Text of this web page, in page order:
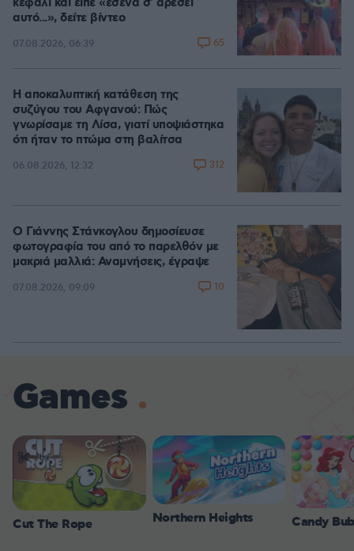
κεφάλι και είπε «εσένα σ' αρέσει
αυτό...», δείτε βίντεο
07.08.2026, 06:39 65
Η αποκαλυπτική κατάθεση της
συζύγου του Αφγανού: Πώς
γνωρίσαμε τη Λίσα, γιατί υποψιάστηκα
ότι ήταν το πτώμα στη βαλίτσα
06.08.2026, 12:32 312
Ο Γιάννης Στάνκογλου δημοσίευσε
φωτογραφία του από το παρελθόν με
μακριά μαλλιά: Αναμνήσεις, έγραψε
07.08.2026, 09:09 10
Games
Cut The Rope Northern Heights Candy